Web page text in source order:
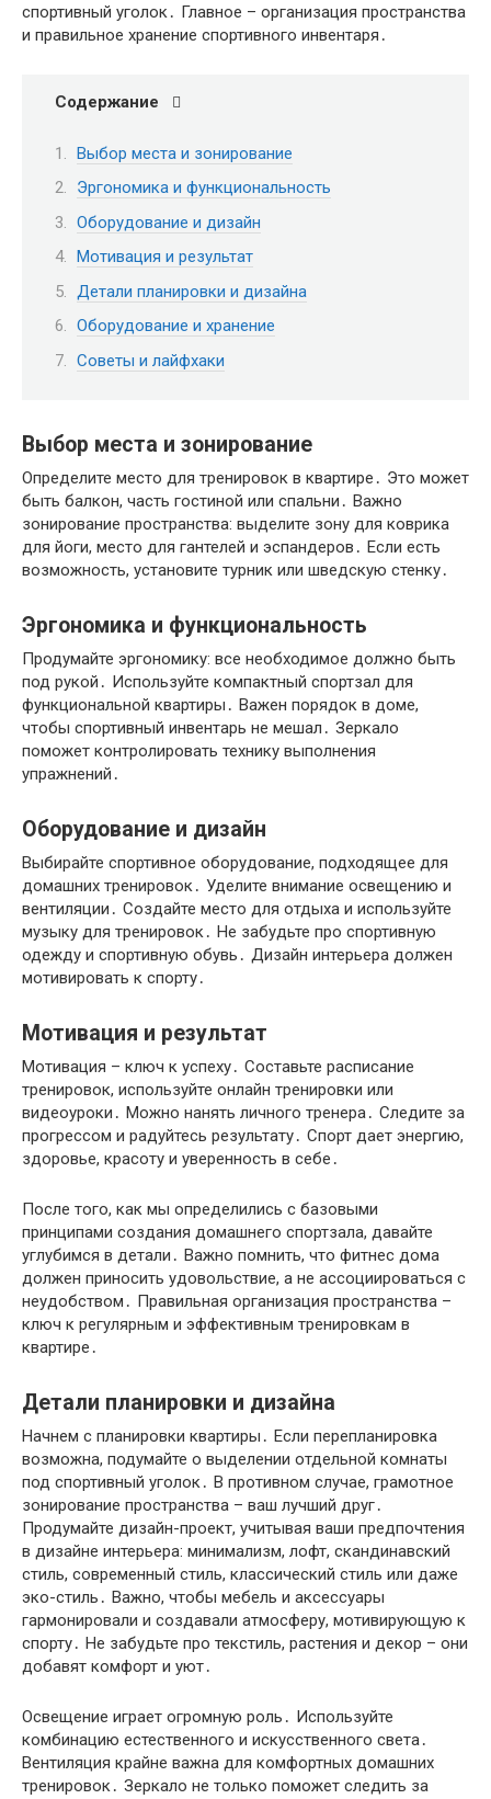
спортивный уголок․ Главное – организация пространства
и правильное хранение спортивного инвентаря․
Содержание
Выбор места и зонирование
Эргономика и функциональность
Оборудование и дизайн
Мотивация и результат
Детали планировки и дизайна
Оборудование и хранение
Советы и лайфхаки
Выбор места и зонирование
Определите место для тренировок в квартире․ Это может
быть балкон, часть гостиной или спальни․ Важно
зонирование пространства: выделите зону для коврика
для йоги, место для гантелей и эспандеров․ Если есть
возможность, установите турник или шведскую стенку․
Эргономика и функциональность
Продумайте эргономику: все необходимое должно быть
под рукой․ Используйте компактный спортзал для
функциональной квартиры․ Важен порядок в доме,
чтобы спортивный инвентарь не мешал․ Зеркало
поможет контролировать технику выполнения
упражнений․
Оборудование и дизайн
Выбирайте спортивное оборудование, подходящее для
домашних тренировок․ Уделите внимание освещению и
вентиляции․ Создайте место для отдыха и используйте
музыку для тренировок․ Не забудьте про спортивную
одежду и спортивную обувь․ Дизайн интерьера должен
мотивировать к спорту․
Мотивация и результат
Мотивация – ключ к успеху․ Составьте расписание
тренировок, используйте онлайн тренировки или
видеоуроки․ Можно нанять личного тренера․ Следите за
прогрессом и радуйтесь результату․ Спорт дает энергию,
здоровье, красоту и уверенность в себе․
После того, как мы определились с базовыми
принципами создания домашнего спортзала, давайте
углубимся в детали․ Важно помнить, что фитнес дома
должен приносить удовольствие, а не ассоциироваться с
неудобством․ Правильная организация пространства –
ключ к регулярным и эффективным тренировкам в
квартире․
Детали планировки и дизайна
Начнем с планировки квартиры․ Если перепланировка
возможна, подумайте о выделении отдельной комнаты
под спортивный уголок․ В противном случае, грамотное
зонирование пространства – ваш лучший друг․
Продумайте дизайн-проект, учитывая ваши предпочтения
в дизайне интерьера: минимализм, лофт, скандинавский
стиль, современный стиль, классический стиль или даже
эко-стиль․ Важно, чтобы мебель и аксессуары
гармонировали и создавали атмосферу, мотивирующую к
спорту․ Не забудьте про текстиль, растения и декор – они
добавят комфорт и уют․
Освещение играет огромную роль․ Используйте
комбинацию естественного и искусственного света․
Вентиляция крайне важна для комфортных домашних
тренировок․ Зеркало не только поможет следить за